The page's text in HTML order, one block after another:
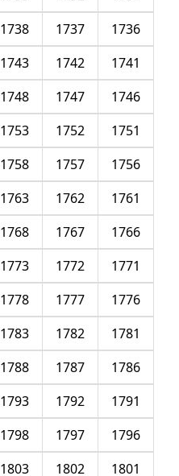
1736
1737
1738
1741
1742
1743
1746
1747
1748
1751
1752
1753
1756
1757
1758
1761
1762
1763
1766
1767
1768
1771
1772
1773
1776
1777
1778
1781
1782
1783
1786
1787
1788
1791
1792
1793
1796
1797
1798
1801
1802
1803